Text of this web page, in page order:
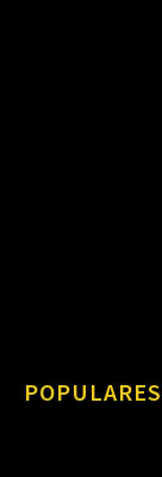
POPULARES